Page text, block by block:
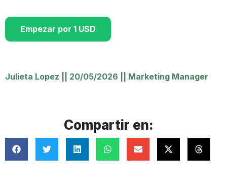
Empezar por 1 USD
Julieta Lopez 20/05/2026 Marketing Manager
Compartir en: